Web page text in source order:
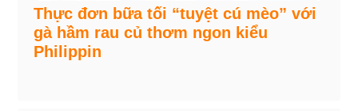
Thực đơn bữa tối “tuyệt cú mèo” với
gà hầm rau củ thơm ngon kiểu
Philippin